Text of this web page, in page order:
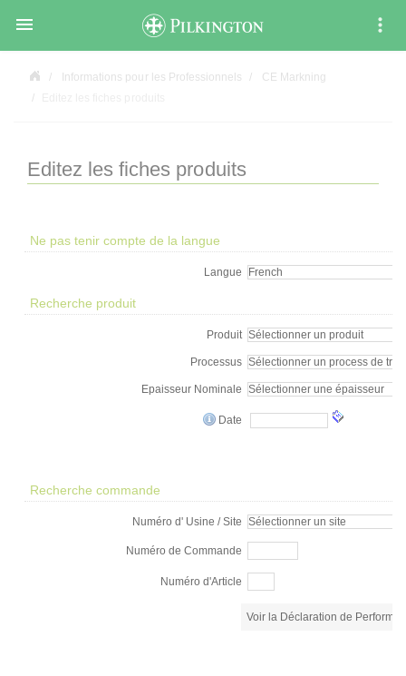

Informations pour les Professionnels
CE Markning
Editez les fiches produits